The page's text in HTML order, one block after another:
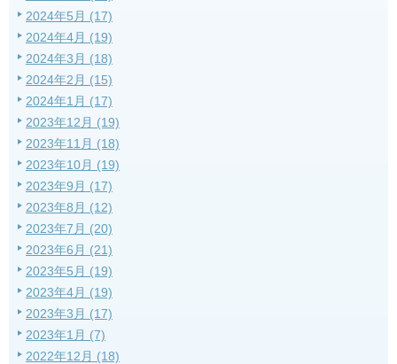
2024年5月 (17)
2024年4月 (19)
2024年3月 (18)
2024年2月 (15)
2024年1月 (17)
2023年12月 (19)
2023年11月 (18)
2023年10月 (19)
2023年9月 (17)
2023年8月 (12)
2023年7月 (20)
2023年6月 (21)
2023年5月 (19)
2023年4月 (19)
2023年3月 (17)
2023年1月 (7)
2022年12月 (18)